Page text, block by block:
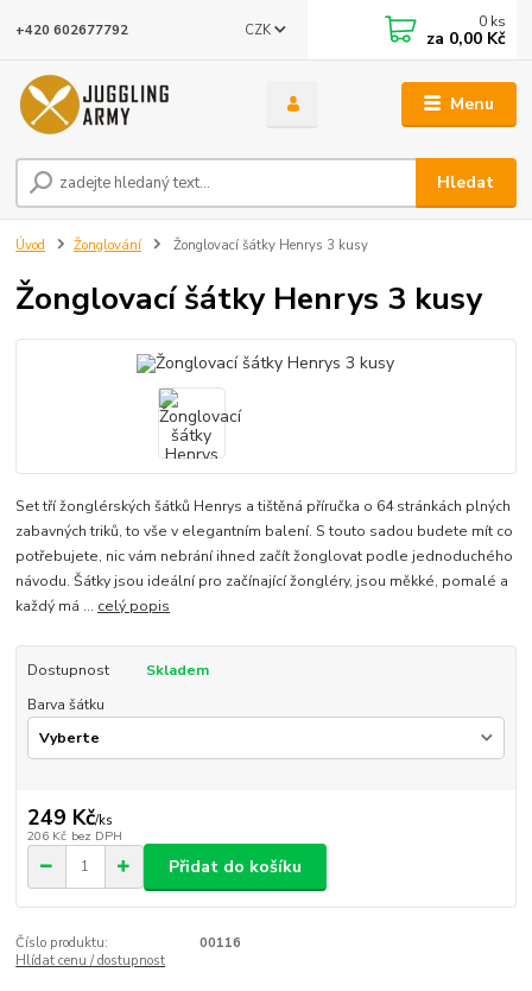
Menu
CZK
Hledat
+420 602677792 0 ks
za 0,00 Kč
Úvod Žonglování Žonglovací šátky Henrys 3 kusy
Žonglovací šátky Henrys 3 kusy
Set tří žonglérských šátků Henrys a tištěná příručka o 64 stránkách plných
zabavných triků, to vše v elegantním balení. S touto sadou budete mít co
potřebujete, nic vám nebrání ihned začít žonglovat podle jednoduchého
návodu. Šátky jsou ideální pro začínající žongléry, jsou měkké, pomalé a
každý má ... celý popis
Dostupnost
Skladem
Barva šátku
249 Kč/ks
206 Kč bez DPH
Přidat do košíku
Číslo produktu:
00116
Hlídat cenu / dostupnost